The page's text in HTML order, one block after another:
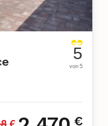
5
von 5
€